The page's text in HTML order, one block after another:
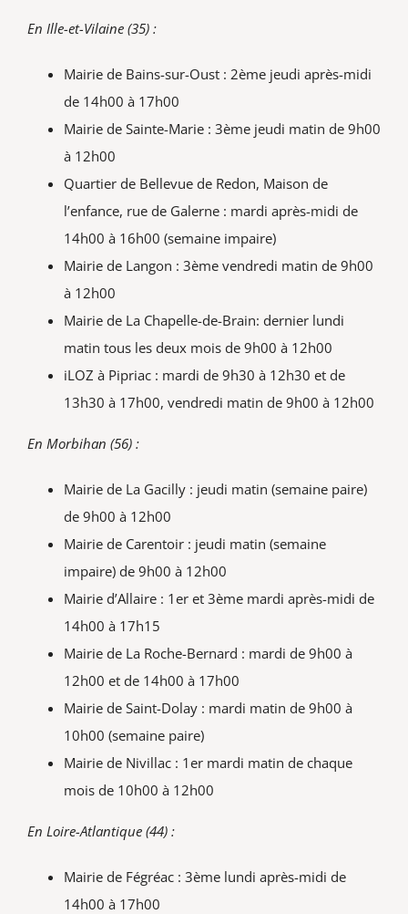
En Ille-et-Vilaine (35) :
Mairie de Bains-sur-Oust : 2ème jeudi après-midi
de 14h00 à 17h00
Mairie de Sainte-Marie : 3ème jeudi matin de 9h00
à 12h00
Quartier de Bellevue de Redon, Maison de
l’enfance, rue de Galerne : mardi après-midi de
14h00 à 16h00 (semaine impaire)
Mairie de Langon : 3ème vendredi matin de 9h00
à 12h00
Mairie de La Chapelle-de-Brain: dernier lundi
matin tous les deux mois de 9h00 à 12h00
iLOZ à Pipriac : mardi de 9h30 à 12h30 et de
13h30 à 17h00, vendredi matin de 9h00 à 12h00
En Morbihan (56) :
Mairie de La Gacilly : jeudi matin (semaine paire)
de 9h00 à 12h00
Mairie de Carentoir : jeudi matin (semaine
impaire) de 9h00 à 12h00
Mairie d’Allaire : 1er et 3ème mardi après-midi de
14h00 à 17h15
Mairie de La Roche-Bernard : mardi de 9h00 à
12h00 et de 14h00 à 17h00
Mairie de Saint-Dolay : mardi matin de 9h00 à
10h00 (semaine paire)
Mairie de Nivillac : 1er mardi matin de chaque
mois de 10h00 à 12h00
En Loire-Atlantique (44) :
Mairie de Fégréac : 3ème lundi après-midi de
14h00 à 17h00